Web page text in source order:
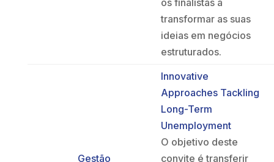
os finalistas a
transformar as suas
ideias em negócios
estruturados.
Gestão
Innovative
Approaches Tackling
Long-Term
Unemployment
O objetivo deste
convite é transferir